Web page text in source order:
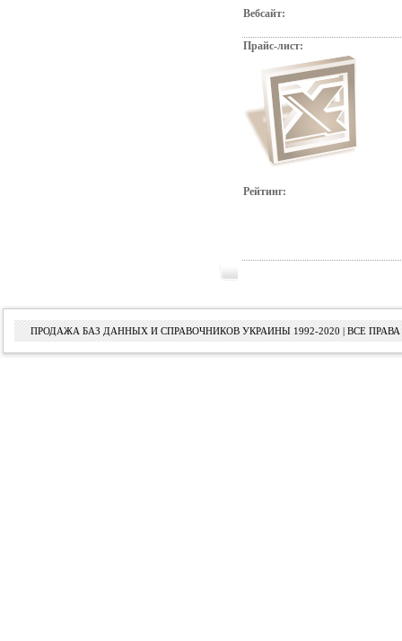
Вебсайт:
Прайс-лист:
Рейтинг:
ПРОДАЖА БАЗ ДАННЫХ И СПРАВОЧНИКОВ УКРАИНЫ 1992-2020 | ВСЕ